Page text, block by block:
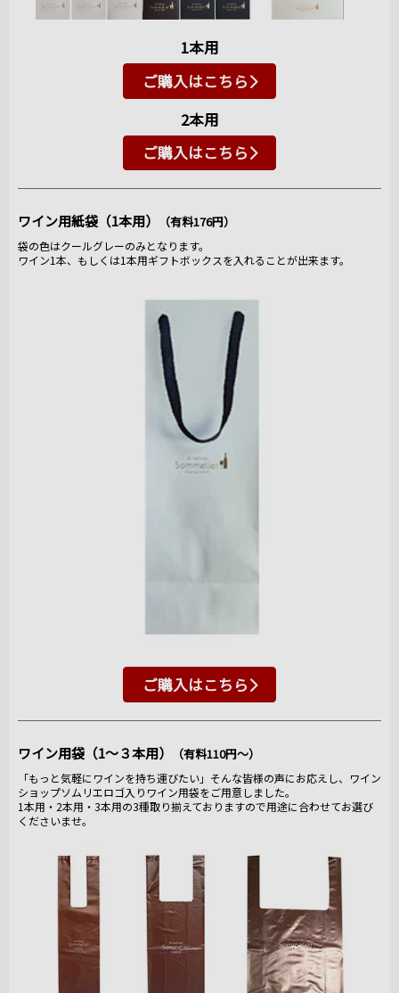
1本用
ご購入はこちら
2本用
ご購入はこちら
ワイン用紙袋（1本用） （有料176円）
袋の色はクールグレーのみとなります。
ワイン1本、もしくは1本用ギフトボックスを入れることが出来ます。
ご購入はこちら
ワイン用袋（1～３本用） （有料110円～）
「もっと気軽にワインを持ち運びたい」そんな皆様の声にお応えし、ワイン
ショップソムリエロゴ入りワイン用袋をご用意しました。
1本用・2本用・3本用の3種取り揃えておりますので用途に合わせてお選び
くださいませ。